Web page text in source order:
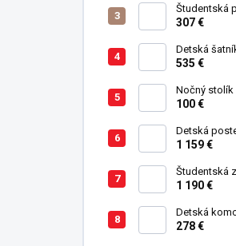
Študentská
cm Black
307 €
Detská
trojdverová
535 €
Nočný stolík
100 €
Detská
cm GTE čierna
1 159 €
Študentská
Trio
1 190 €
Detská
Racer
278 €